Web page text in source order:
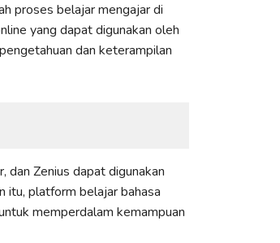
proses belajar mengajar di
yang dapat digunakan oleh
dan keterampilan
dan Zenius dapat digunakan
itu, platform belajar bahasa
memperdalam kemampuan